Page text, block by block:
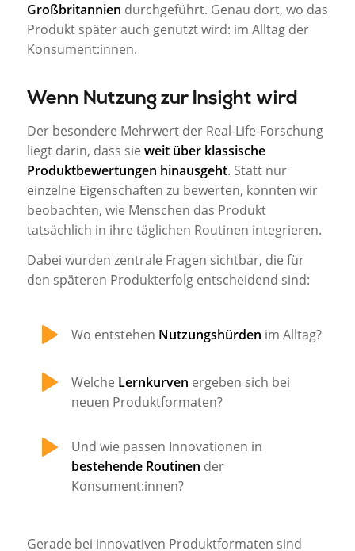
Großbritannien durchgeführt. Genau dort, wo das
Produkt später auch genutzt wird: im Alltag der
Konsument:innen.
Wenn Nutzung zur Insight wird
Der besondere Mehrwert der Real-Life-Forschung
liegt darin, dass sie weit über klassische
Produktbewertungen hinausgeht. Statt nur
einzelne Eigenschaften zu bewerten, konnten wir
beobachten, wie Menschen das Produkt
tatsächlich in ihre täglichen Routinen integrieren.
Dabei wurden zentrale Fragen sichtbar, die für
den späteren Produkterfolg entscheidend sind:
Wo entstehen Nutzungshürden im Alltag?
Welche Lernkurven ergeben sich bei
neuen Produktformaten?
Und wie passen Innovationen in
bestehende Routinen der
Konsument:innen?
Gerade bei innovativen Produktformaten sind